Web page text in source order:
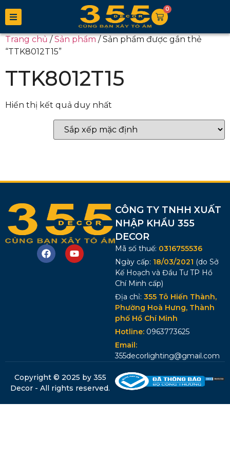
0
Trang chủ/Sản phẩm/ Sản phẩm được gắn thẻ
“TTK8012T15”
TTK8012T15
Hiển thị kết quả duy nhất
CÔNG TY TNHH XUẤT
NHẬP KHẨU 355
DECOR
Mã số thuế: 0316755536
Ngày cấp: 18/03/2021 (do Sở
Kế Hoạch và Đầu Tư TP Hồ
Chí Minh cấp)
Địa chỉ: 355 Tô Hiến Thành,
Phường Hoà Hưng, Thành
phố Hồ Chí Minh
Hotline: 0963773625
Email:
355decorlighting@gmail.com
Copyright © 2025 by 355
Decor - All rights reserved.